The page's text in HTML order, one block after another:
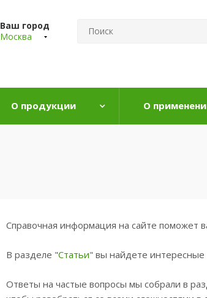
Ваш город
Москва
О продукции О
Справочная информация на сайте поможет
В разделе "Статьи" вы найдете
Ответы на частые вопросы мы собрали в